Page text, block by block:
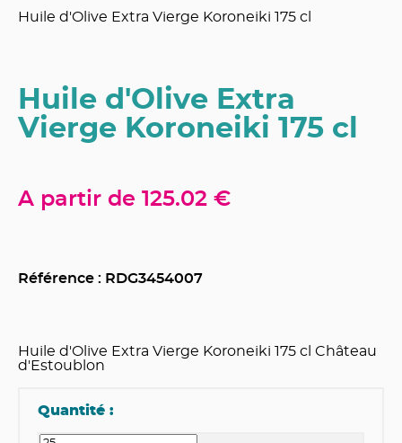
Huile d'Olive Extra Vierge Koroneiki 175 cl
Huile d'Olive Extra
Vierge Koroneiki 175 cl
A partir de 125.02 €
Référence : RDG3454007
Huile d'Olive Extra Vierge Koroneiki 175 cl Château
d'Estoublon
Quantité :